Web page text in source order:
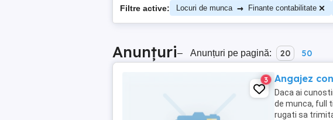
Filtre active: Locuri de munca → Finante contabilitate
Anunțuri– Anunțuri pe pagină: 20 50
3 Angajez
Daca ai
de munca, full
rugati sa